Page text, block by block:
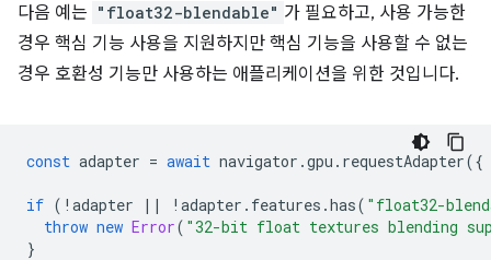
다음 예는 "float32-blendable" 가 필요하고, 사용 가능한
경우 핵심 기능 사용을 지원하지만 핵심 기능을 사용할 수 없는
경우 호환성 기능만 사용하는 애플리케이션을 위한 것입니다.
const adapter = await navigator .gpu . requestAdapter({
if ( ! adapter || ! adapter . features .has( "float32-
throw new Error( "32-bit float textures blending
}